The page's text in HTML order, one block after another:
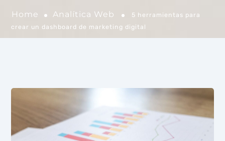
Home Analítica Web
5 herramientas para
crear un dashboard de marketing digital